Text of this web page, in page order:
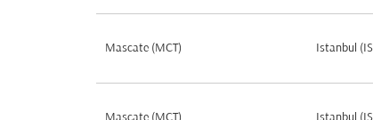
Mascate (MCT) Istanbul